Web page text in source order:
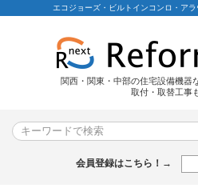
エコジョーズ・ビルトインコンロ・ア
関西・関東・中部の住宅設備機器
取付・取替工事
会員登録はこちら！→